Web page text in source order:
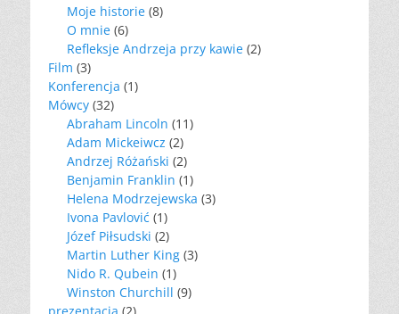
Moje historie (8)
O mnie (6)
Refleksje Andrzeja przy kawie (2)
Film (3)
Konferencja (1)
Mówcy (32)
Abraham Lincoln (11)
Adam Mickeiwcz (2)
Andrzej Różański (2)
Benjamin Franklin (1)
Helena Modrzejewska (3)
Ivona Pavlović (1)
Józef Piłsudski (2)
Martin Luther King (3)
Nido R. Qubein (1)
Winston Churchill (9)